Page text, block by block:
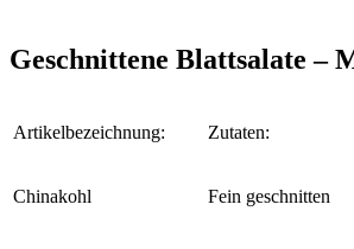
Geschnittene Blattsalate –
Artikelbezeichnung: Zutaten:
Chinakohl Fein geschnitten